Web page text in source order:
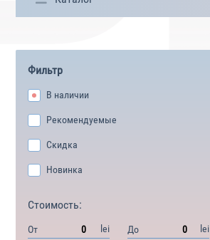
Фильтр
В наличии
Рекомендуемые
Скидка
Новинка
Стоимость:
От lei До lei